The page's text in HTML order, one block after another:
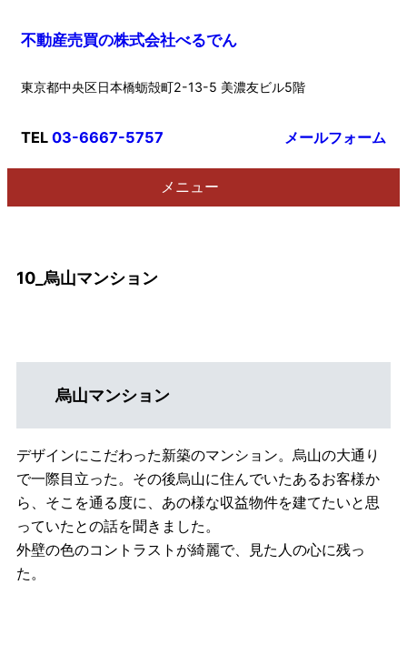
不動産売買の株式会社べるでん
東京都中央区日本橋蛎殻町2-13-5 美濃友ビル5階
TEL 03-6667-5757 メールフォーム
メニュー
10_烏山マンション
烏山マンション
デザインにこだわった新築のマンション。烏山の大通り
で一際目立った。その後烏山に住んでいたあるお客様か
ら、そこを通る度に、あの様な収益物件を建てたいと思
っていたとの話を聞きました。
外壁の色のコントラストが綺麗で、見た人の心に残っ
た。